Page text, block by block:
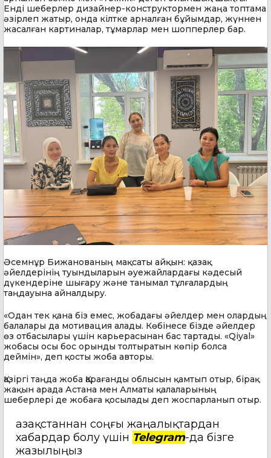
Енді шеберлер дизайнер-конструктормен жаңа топтама
әзірлеп жатыр, онда кілтке арналған бұйымдар, жүннен
жасалған картиналар, тұмарлар мен шопперлер бар.
Әсемнұр Бижанованың мақсаты айқын: қазақ
әйелдерінің туындыларын әуежайлардағы кәдесый
дүкендеріне шығару және танымал тұлғалардың
таңдауына айналдыру.
«Одан тек қана біз емес, жобадағы әйелдер мен олардың
балалары да мотивация алады. Көбінесе бізде әйелдер
өз отбасылары үшін карьерасынан бас тартады. «Qiyal»
жобасы осы бос орынды толтыратын көпір болса
деймін», деп қосты жоба авторы.
Қазіргі таңда жоба Қарағанды облысын қамтып отыр, бірақ
жақын арада Астана мен Алматы қалаларының
шеберлері де жобаға қосылады деп жоспарланып отыр.
Қазақстаннан соңғы жаңалықтардан
хабардар болу үшін Telegram-да бізге
жазылыңыз